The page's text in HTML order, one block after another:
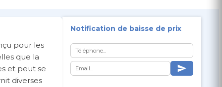
pour les
que la
et peut se
diverses
Notification de baisse de prix